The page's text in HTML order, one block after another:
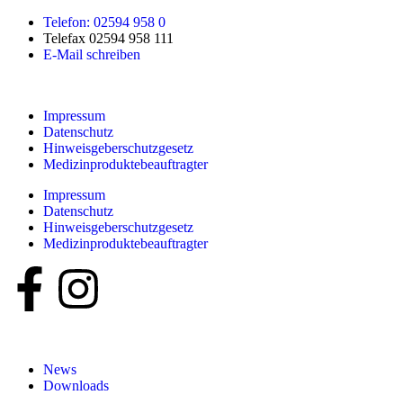
Telefon: 02594 958 0
Telefax 02594 958 111
E-Mail schreiben
Impressum
Datenschutz
Hinweisgeberschutzgesetz
Medizin­produkte­beauftragter
Impressum
Datenschutz
Hinweisgeberschutzgesetz
Medizin­produkte­beauftragter
News
Downloads